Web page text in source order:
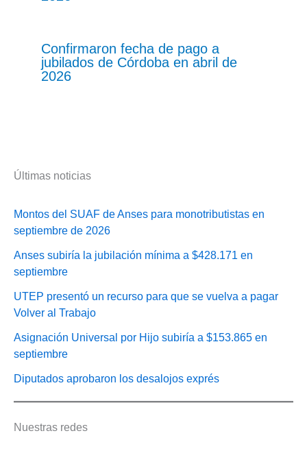
Confirmaron fecha de pago a
jubilados de Córdoba en abril de
2026
Últimas noticias
Montos del SUAF de Anses para monotributistas en
septiembre de 2026
Anses subiría la jubilación mínima a $428.171 en
septiembre
UTEP presentó un recurso para que se vuelva a pagar
Volver al Trabajo
Asignación Universal por Hijo subiría a $153.865 en
septiembre
Diputados aprobaron los desalojos exprés
Nuestras redes